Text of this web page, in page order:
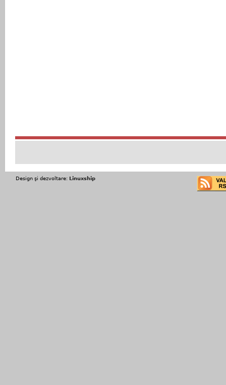
Design şi dezvoltare: Linuxship